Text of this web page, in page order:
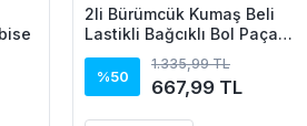
2li Bürümcük Kumaş Beli
Lastikli Bağcıklı Bol Paça
Pantolon - Beyaz/Vizon
%50
1.335,99 TL
667,99 TL